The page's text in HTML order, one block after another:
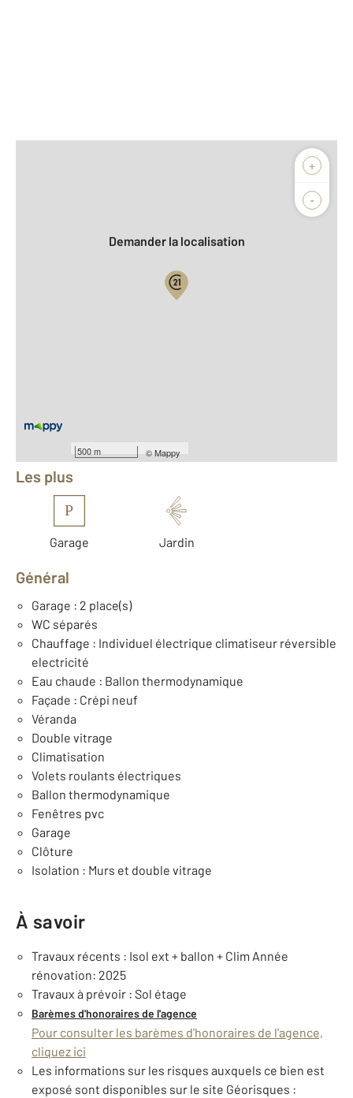
+
-
500 m ©Mappy
Biens vendus
Demander la localisation
Équipements
Les plus
P
Garage Jardin
Général
Garage : 2 place(s)
WC séparés
Chauffage : Individuel électrique climatiseur réversible
electricité
Eau chaude : Ballon thermodynamique
Façade : Crépi neuf
Véranda
Double vitrage
Climatisation
Volets roulants électriques
Ballon thermodynamique
Fenêtres pvc
Garage
Clôture
Isolation : Murs et double vitrage
À savoir
Travaux récents : Isol ext + ballon + Clim Année
rénovation: 2025
Travaux à prévoir : Sol étage
Barèmes d'honoraires de l'agence
Pour consulter les barèmes d'honoraires de l'agence,
cliquez ici
Les informations sur les risques auxquels ce bien est
exposé sont disponibles sur le site Géorisques :